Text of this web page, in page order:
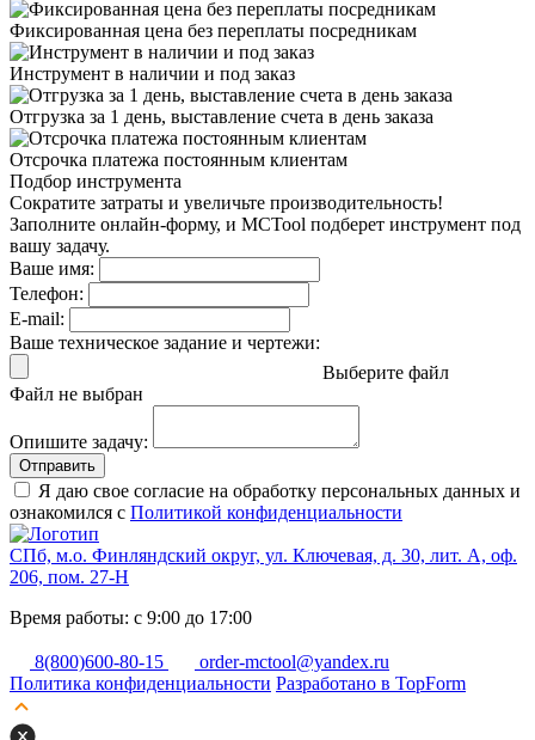
Фиксированная цена без переплаты посредникам
Инструмент в наличии и под заказ
Отгрузка за 1 день, выставление счета в день заказа
Отсрочка платежа постоянным клиентам
Подбор инструмента
Сократите затраты и увеличьте производительность!
Заполните онлайн-форму, и MCTool подберет инструмент под
вашу задачу.
Ваше имя:
Телефон:
E-mail:
Ваше техническое задание и чертежи:
Выберите файл
Файл не выбран
Опишите задачу:
Отправить
Я даю свое согласие на обработку персональных данных и
ознакомился с Политикой конфиденциальности
СПб, м.о. Финляндский округ, ул. Ключевая, д. 30, лит. А, оф.
206, пом. 27-Н
Время работы: с 9:00 до 17:00
8(800)600-80-15
order-mctool@yandex.ru
Политика конфиденциальности Разработано в TopForm